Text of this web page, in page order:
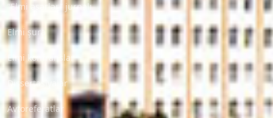
“Elmi əsərlər” jurnalı
Elmi şura
Elmi konfranslar
Dissertasiyalar
Avtoreferatlar